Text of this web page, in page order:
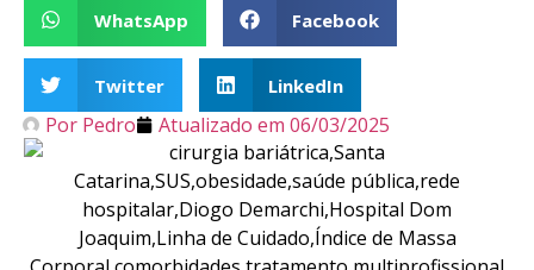
WhatsApp Facebook
Twitter LinkedIn
Por Pedro Atualizado em 06/03/2025